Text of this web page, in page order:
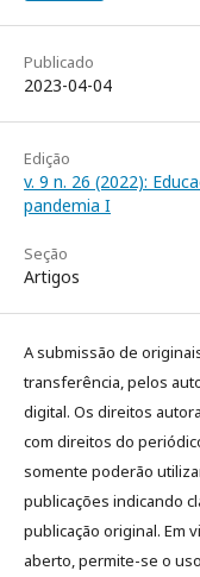
Publicado
2023-04-04
Edição
v. 9 n. 26 (2022):
pandemia I
Seção
Artigos
A submissão de
transferência, pelos
digital. Os direitos
com direitos do
somente poderão
publicações indicando
publicação original. Em
aberto, permite-se o